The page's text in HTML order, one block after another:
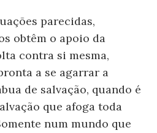
parecidas,
obtêm o apoio da
contra si mesma,
a se agarrar a
de salvação, quando é
que afoga toda
num mundo que